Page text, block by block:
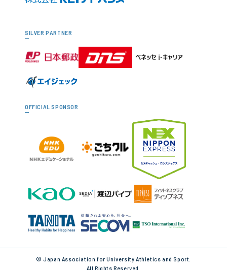
SILVER PARTNER
OFFICIAL SPONSOR
© Japan Association for University Athletics and Sport.
All Rights Reserved.